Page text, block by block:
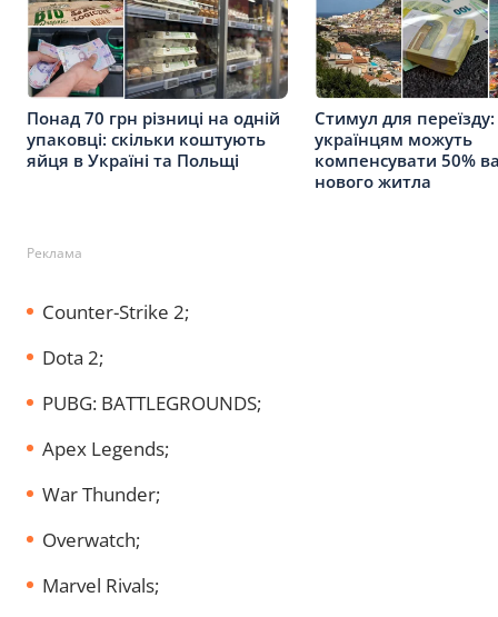
Понад 70 грн різниці на одній
упаковці: скільки коштують
яйця в Україні та Польщі
Стимул для
українцям можуть
компенсувати 50%
нового житла
Реклама
Counter-Strike 2;
Dota 2;
PUBG: BATTLEGROUNDS;
Apex Legends;
War Thunder;
Overwatch;
Marvel Rivals;